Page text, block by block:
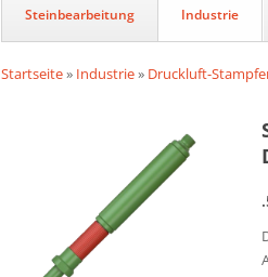
Steinbearbeitung Industrie
Startseite» Industrie» Druckluft-